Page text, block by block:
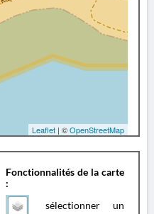
Leaflet | ©OpenStreetMap
Fonctionnalités de la carte
:
sélectionner un